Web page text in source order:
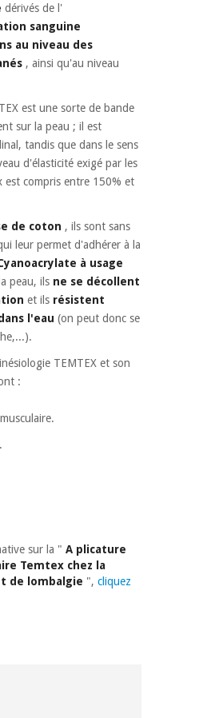
dérivés de l'
sanguine
au niveau des
, ainsi qu'au niveau
est une sorte de bande
sur la peau ; il est
tandis que dans le sens
d'élasticité exigé par les
est compris entre 150% et
de coton , ils sont sans
leur permet d'adhérer à la
à usage
peau, ils ne se décollent
et ils résistent
l'eau (on peut donc se
TEMTEX et son
:
sur la " A plicature
Temtex chez la
de lombalgie ",cliquez